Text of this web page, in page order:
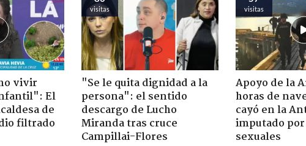
vivir
El
de
filtrado
visitas
"Se le quita dignidad a la
persona": el sentido
descargo de Lucho
Miranda tras cruce
Campillai-Flores
visitas
Apoyo de la
horas de
cayó en la
imputado
sexuales